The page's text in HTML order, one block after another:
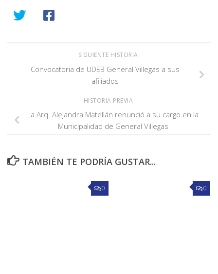
SIGUIENTE HISTORIA
Convocatoria de UDEB General Villegas a sus
afiliados
HISTORIA PREVIA
La Arq. Alejandra Matellán renunció a su cargo en la
Municipalidad de General Villegas
TAMBIÉN TE PODRÍA GUSTAR...
0 0